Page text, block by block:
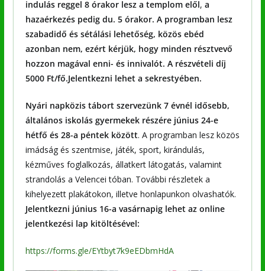
indulás reggel 8 órakor lesz a templom elől, a
hazaérkezés pedig du. 5 órakor. A programban lesz
szabadidő és sétálási lehetőség, közös ebéd
azonban nem, ezért kérjük, hogy minden résztvevő
hozzon magával enni- és innivalót. A részvételi díj
5000 Ft/fő.Jelentkezni lehet a sekrestyében.
Nyári napközis tábort szervezünk 7 évnél idősebb,
általános iskolás gyermekek részére június 24-e
hétfő és 28-a péntek között. A programban lesz közös
imádság és szentmise, játék, sport, kirándulás,
kézműves foglalkozás, állatkert látogatás, valamint
strandolás a Velencei tóban. További részletek a
kihelyezett plakátokon, illetve honlapunkon olvashatók.
Jelentkezni június 16-a vasárnapig lehet az online
jelentkezési lap kitöltésével:
https://forms.gle/EYtbyt7k9eEDbmHdA